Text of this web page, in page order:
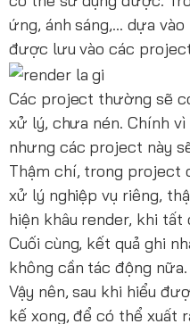
ứng, ánh sáng,… dựa
được lưu vào các
Các project thường sẽ
xử lý, chưa nén. Chính
nhưng các project này
Thậm chí, trong project
xử lý nghiệp vụ riêng,
hiện khâu render, khi
Cuối cùng, kết quả ghi
không cần tác động nữa.
Vậy nên, sau khi hiểu
kế xong, để có thể xuất